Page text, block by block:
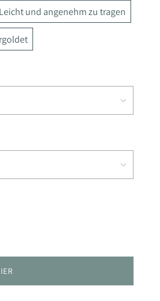
Leicht und angenehm zu tragen